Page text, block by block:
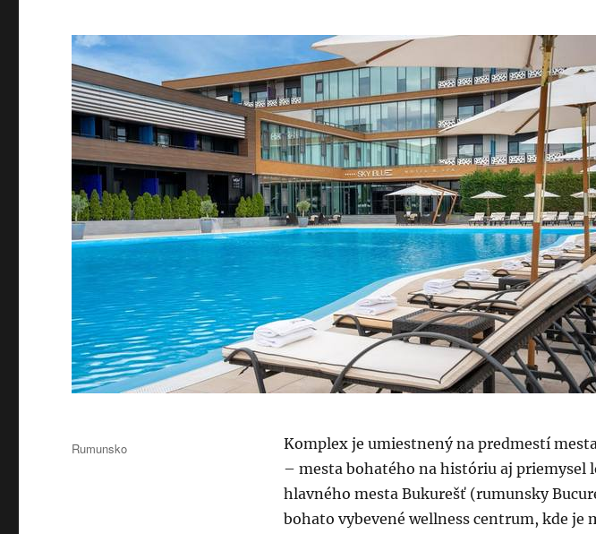
Komplex je umiestnený na predmestí
– mesta bohatého na históriu aj priemysel
hlavného mesta Bukurešť (rumunsky
bohato vybevené wellness centrum, kde je
Publikované
Kategórie
Rumunsko